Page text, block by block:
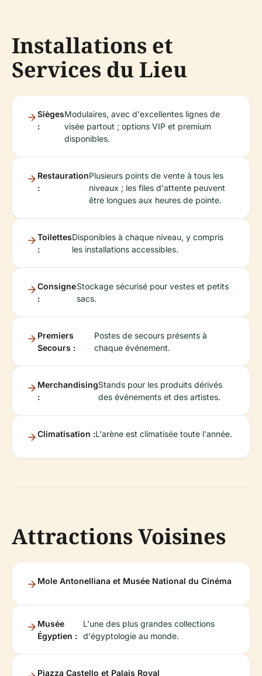
Installations et
Services du Lieu
Sièges
:
Modulaires, avec d'excellentes lignes de
visée partout ; options VIP et premium
disponibles.
Restauration
:
Plusieurs points de vente à tous les
niveaux ; les files d'attente peuvent
être longues aux heures de pointe.
Toilettes
:
Disponibles à chaque niveau, y compris
les installations accessibles.
Consigne
:
Stockage sécurisé pour vestes et petits
sacs.
Premiers
Secours :
Postes de secours présents à
chaque événement.
Merchandising
:
Stands pour les produits dérivés
des événements et des artistes.
Climatisation :L'arène est climatisée toute l'année.
Attractions Voisines
Mole Antonelliana et Musée National du Cinéma
Musée
Égyptien :
L'une des plus grandes collections
d'égyptologie au monde.
Piazza Castello et Palais Royal